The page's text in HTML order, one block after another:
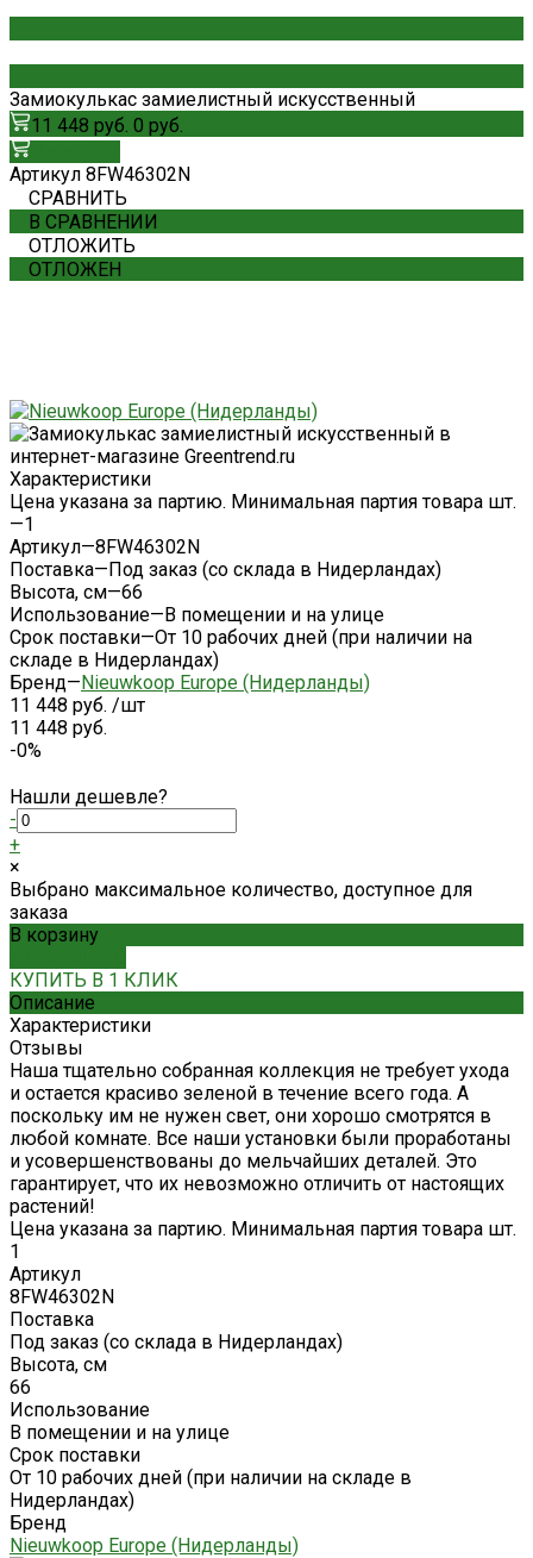
Замиокулькас замиелистный искусственный
11 448 руб. 0 руб.
Артикул 8FW46302N
СРАВНИТЬ
В СРАВНЕНИИ
ОТЛОЖИТЬ
ОТЛОЖЕН
Характеристики
Цена указана за партию. Минимальная партия товара шт.
—1
Артикул—8FW46302N
Поставка—Под заказ (со склада в Нидерландах)
Высота, см—66
Использование—В помещении и на улице
Срок поставки—От 10 рабочих дней (при наличии на
складе в Нидерландах)
Бренд—Nieuwkoop Europe (Нидерланды)
11 448 руб. /шт
11 448 руб.
-0%
Нашли дешевле?
-
+
×
Выбрано максимальное количество, доступное для
заказа
В корзину
КУПИТЬ В 1 КЛИК
Описание
Характеристики
Отзывы
Наша тщательно собранная коллекция не требует ухода
и остается красиво зеленой в течение всего года. А
поскольку им не нужен свет, они хорошо смотрятся в
любой комнате. Все наши установки были проработаны
и усовершенствованы до мельчайших деталей. Это
гарантирует, что их невозможно отличить от настоящих
растений!
Цена указана за партию. Минимальная партия товара шт.
1
Артикул
8FW46302N
Поставка
Под заказ (со склада в Нидерландах)
Высота, см
66
Использование
В помещении и на улице
Срок поставки
От 10 рабочих дней (при наличии на складе в
Нидерландах)
Бренд
Nieuwkoop Europe (Нидерланды)